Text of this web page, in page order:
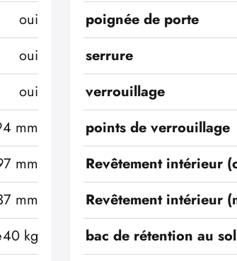
oui
oui
oui
mm
mm
mm
40 kg
poignée de porte
serrure
verrouillage
points de verrouillage
Revêtement intérieur
Revêtement intérieur
bac de rétention au sol